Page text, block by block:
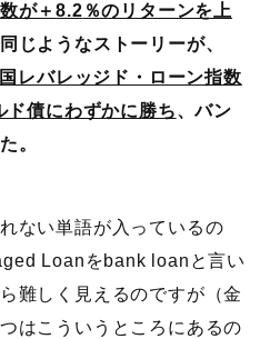
が＋8.2 ％のリターンを上
じようなストーリーが、
レバレッジド・ローン指数
ド債にわずかに勝ち、バン
。
ない単語が入っているの
Loanをbank loanと言い
難しく見えるのですが（金
はこういうところにあるの